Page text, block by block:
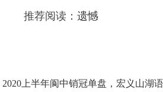
推荐阅读：遗憾
2020上半年阆中销冠单盘，宏义山湖